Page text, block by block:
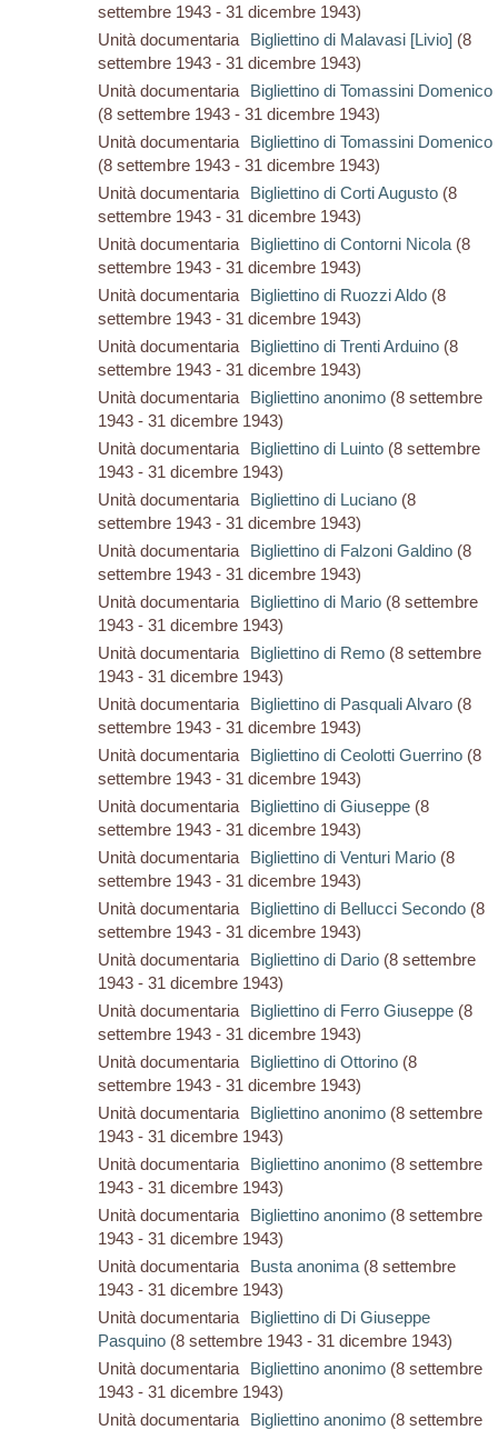
settembre 1943 - 31 dicembre 1943)
Unità documentaria
Bigliettino di Malavasi [Livio] (8
settembre 1943 - 31 dicembre 1943)
Unità documentaria
Bigliettino di Tomassini Domenico
(8 settembre 1943 - 31 dicembre 1943)
Unità documentaria
Bigliettino di Tomassini Domenico
(8 settembre 1943 - 31 dicembre 1943)
Unità documentaria
Bigliettino di Corti Augusto(8
settembre 1943 - 31 dicembre 1943)
Unità documentaria
Bigliettino di Contorni Nicola(8
settembre 1943 - 31 dicembre 1943)
Unità documentaria
Bigliettino di Ruozzi Aldo(8
settembre 1943 - 31 dicembre 1943)
Unità documentaria
Bigliettino di Trenti Arduino (8
settembre 1943 - 31 dicembre 1943)
Unità documentaria
Bigliettino anonimo (8 settembre
1943 - 31 dicembre 1943)
Unità documentaria
Bigliettino di Luinto (8 settembre
1943 - 31 dicembre 1943)
Unità documentaria
Bigliettino di Luciano(8
settembre 1943 - 31 dicembre 1943)
Unità documentaria
Bigliettino di Falzoni Galdino(8
settembre 1943 - 31 dicembre 1943)
Unità documentaria
Bigliettino di Mario(8 settembre
1943 - 31 dicembre 1943)
Unità documentaria
Bigliettino di Remo(8 settembre
1943 - 31 dicembre 1943)
Unità documentaria
Bigliettino di Pasquali Alvaro(8
settembre 1943 - 31 dicembre 1943)
Unità documentaria
Bigliettino di Ceolotti Guerrino(8
settembre 1943 - 31 dicembre 1943)
Unità documentaria
Bigliettino di Giuseppe(8
settembre 1943 - 31 dicembre 1943)
Unità documentaria
Bigliettino di Venturi Mario(8
settembre 1943 - 31 dicembre 1943)
Unità documentaria
Bigliettino di Bellucci Secondo(8
settembre 1943 - 31 dicembre 1943)
Unità documentaria
Bigliettino di Dario(8 settembre
1943 - 31 dicembre 1943)
Unità documentaria
Bigliettino di Ferro Giuseppe(8
settembre 1943 - 31 dicembre 1943)
Unità documentaria
Bigliettino di Ottorino(8
settembre 1943 - 31 dicembre 1943)
Unità documentaria
Bigliettino anonimo (8 settembre
1943 - 31 dicembre 1943)
Unità documentaria
Bigliettino anonimo (8 settembre
1943 - 31 dicembre 1943)
Unità documentaria
Bigliettino anonimo (8 settembre
1943 - 31 dicembre 1943)
Unità documentaria
Busta anonima(8 settembre
1943 - 31 dicembre 1943)
Unità documentaria
Bigliettino di Di Giuseppe
Pasquino(8 settembre 1943 - 31 dicembre 1943)
Unità documentaria
Bigliettino anonimo (8 settembre
1943 - 31 dicembre 1943)
Unità documentaria
Bigliettino anonimo (8 settembre